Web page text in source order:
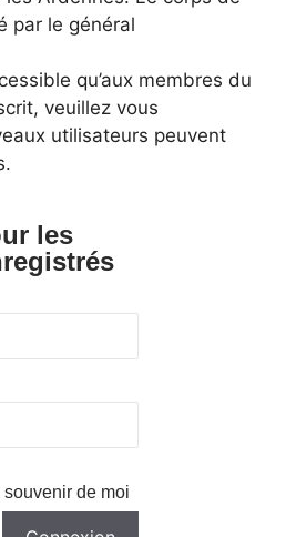
par le général
qu’aux membres du
veuillez vous
utilisateurs peuvent
les
souvenir de moi